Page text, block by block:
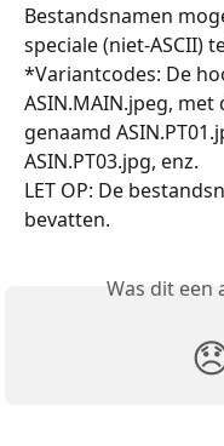
Bestandsnamen
speciale (niet-ASCII)
*Variantcodes: De
ASIN.MAIN.jpeg,
genaamd
ASIN.PT03.jpg, enz.
LET OP: De
bevatten.
Was dit een